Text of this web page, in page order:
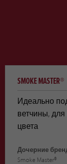
SMOKE MASTER®
Идеально
ветчины, для
цвета
Дочерние
Smoke Master®